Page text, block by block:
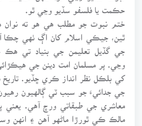
حڪمت يا فلسفو سڏيو وڃي ٿو.
ختم نبوت جو مطلب هي هو ته نوان
ٿين، جيڪي اسلام کان اڳ ٺهي چڪا
جي گڏيل تعليمن جي بنياد تي هڪ
وڃي. پر مسلمان امت دينن جي
کي بلڪل نظر انداز ڪري ڇڏيو. تاريخ
جي جدائيءَ جو سبب ٽي ڳالهيون رهيون
معاشري جي طبقاتي ورڇ آهي. يعني
مالڪ ڪي ٿورڙا ماڻهو آهن ۽ انهن